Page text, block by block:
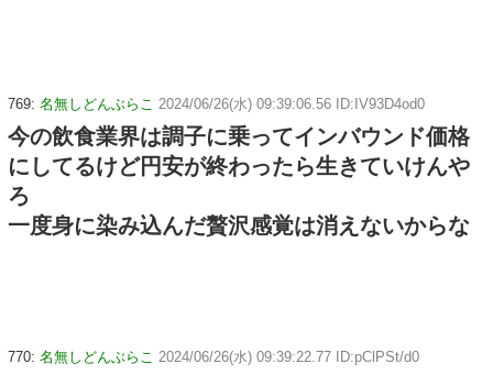
769: 名無しどんぶらこ 2024/06/26(水) 09:39:06.56 ID:IV93D4od0
今の飲食業界は調子に乗ってインバウンド価格
にしてるけど円安が終わったら生きていけんや
ろ
一度身に染み込んだ贅沢感覚は消えないからな
770: 名無しどんぶらこ 2024/06/26(水) 09:39:22.77 ID:pClPSt/d0